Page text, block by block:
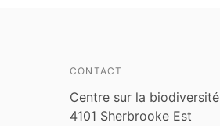
CONTACT
Centre sur la biodiversité
4101 Sherbrooke Est